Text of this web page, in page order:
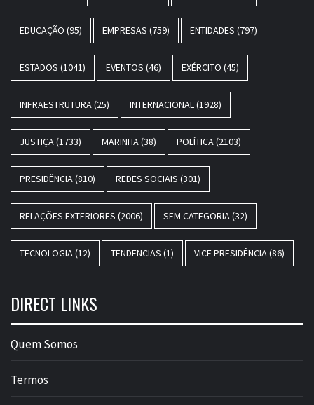
EDUCAÇÃO (95) EMPRESAS (759) ENTIDADES (797)
ESTADOS (1041) EVENTOS (46) EXÉRCITO (45)
INFRAESTRUTURA(25) INTERNACIONAL(1928)
JUSTIÇA(1733) MARINHA(38) POLÍTICA(2103)
PRESIDÊNCIA(810) REDES SOCIAIS (301)
RELAÇÕES EXTERIORES (2006) SEM CATEGORIA(32)
TECNOLOGIA(12) TENDENCIAS (1) VICE PRESIDÊNCIA(86)
DIRECT LINKS
Quem Somos
Termos